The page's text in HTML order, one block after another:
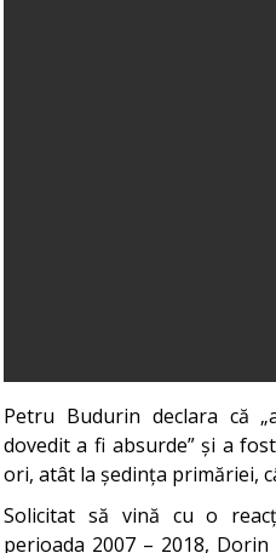
Petru Budurin declara că
dovedit a fi absurde” și a
ori, atât la ședința primăriei,
Solicitat să vină cu o
perioada 2007 – 2018,